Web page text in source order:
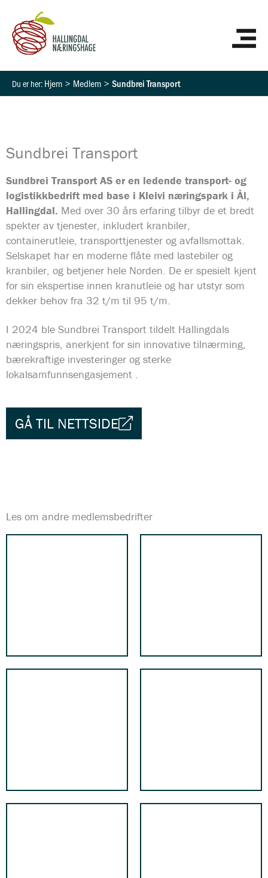
innholdet
Hjem Medlem Sundbrei Transport
Sundbrei Transport
Sundbrei Transport AS er en ledende transport- og
logistikkbedrift med base i Kleivi næringspark i Ål,
Hallingdal. Med over 30 års erfaring tilbyr de et bredt
spekter av tjenester, inkludert kranbiler,
containerutleie, transporttjenester og avfallsmottak.
Selskapet har en moderne flåte med lastebiler og
kranbiler, og betjener hele Norden. De er spesielt kjent
for sin ekspertise innen kranutleie og har utstyr som
dekker behov fra 32 t/m til 95 t/m.
I 2024 ble Sundbrei Transport tildelt Hallingdals
næringspris, anerkjent for sin innovative tilnærming,
bærekraftige investeringer og sterke
lokalsamfunnsengasjement .
GÅ TIL NETTSIDE
Les om andre medlemsbedrifter